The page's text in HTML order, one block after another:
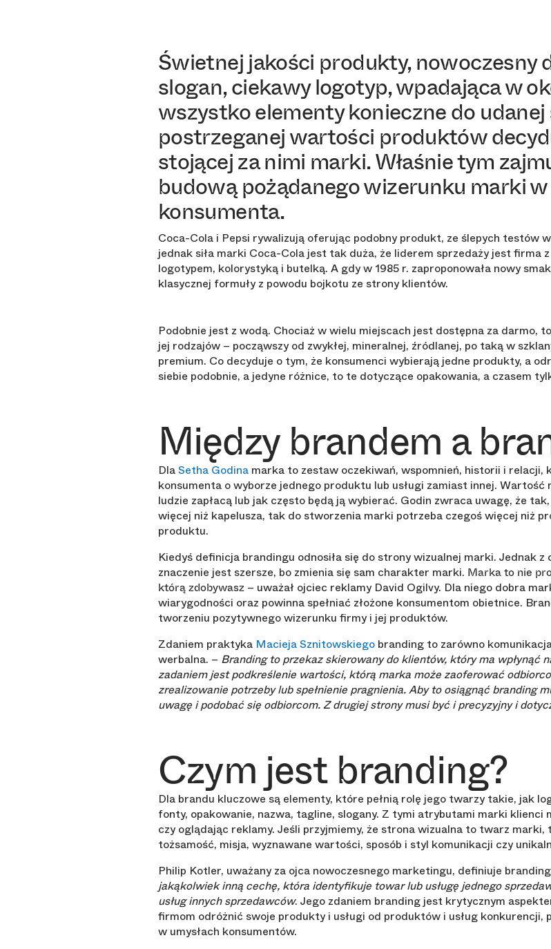
Świetnej jakości produkty, nowoczesny
slogan, ciekawy logotyp, wpadająca w
wszystko elementy konieczne do udanej
postrzeganej wartości produktów
stojącej za nimi marki. Właśnie tym
budową pożądanego wizerunku marki
konsumenta.
Coca-Cola i Pepsi rywalizują oferując podobny produkt, ze ślepych testów
jednak siła marki Coca-Cola jest tak duża, że liderem sprzedaży jest firma
logotypem, kolorystyką i butelką. A gdy w 1985 r. zaproponowała nowy
klasycznej formuły z powodu bojkotu ze strony klientów.
Podobnie jest z wodą. Chociaż w wielu miejscach jest dostępna za darmo,
jej rodzajów – począwszy od zwykłej, mineralnej, źródlanej, po taką w
premium. Co decyduje o tym, że konsumenci wybierają jedne produkty, a
siebie podobnie, a jedyne różnice, to te dotyczące opakowania, a czasem
Między brandem a
DlaSetha Godina marka to zestaw oczekiwań, wspomnień, historii i relacji,
konsumenta o wyborze jednego produktu lub usługi zamiast innej.
ludzie zapłacą lub jak często będą ją wybierać. Godin zwraca uwagę, że
więcej niż kapelusza, tak do stworzenia marki potrzeba czegoś więcej niż
produktu.
Kiedyś definicja brandingu odnosiła się do strony wizualnej marki. Jednak z
znaczenie jest szersze, bo zmienia się sam charakter marki. Marka to nie
którą zdobywasz – uważał ojciec reklamy David Ogilvy. Dla niego dobra
wiarygodności oraz powinna spełniać złożone konsumentom obietnice.
tworzeniu pozytywnego wizerunku firmy i jej produktów.
Zdaniem praktyka Macieja Sznitowskiego branding to zarówno
werbalna. – Branding to przekaz skierowany do klientów, który ma wpłynąć
zadaniem jest podkreślenie wartości, którą marka może zaoferować
zrealizowanie potrzeby lub spełnienie pragnienia. Aby to osiągnąć branding
uwagę i podobać się odbiorcom. Z drugiej strony musi być i precyzyjny i
Czym jest branding?
Dla brandu kluczowe są elementy, które pełnią rolę jego twarzy takie, jak
fonty, opakowanie, nazwa, tagline, slogany. Z tymi atrybutami marki klienci
czy oglądając reklamy. Jeśli przyjmiemy, że strona wizualna to twarz marki,
tożsamość, misja, wyznawane wartości, sposób i styl komunikacji czy
Philip Kotler, uważany za ojca nowoczesnego marketingu, definiuje
jakąkolwiek inną cechę, która identyfikuje towar lub usługę jednego
usług innych sprzedawców. Jego zdaniem branding jest krytycznym
firmom odróżnić swoje produkty i usługi od produktów i usług
w umysłach konsumentów.